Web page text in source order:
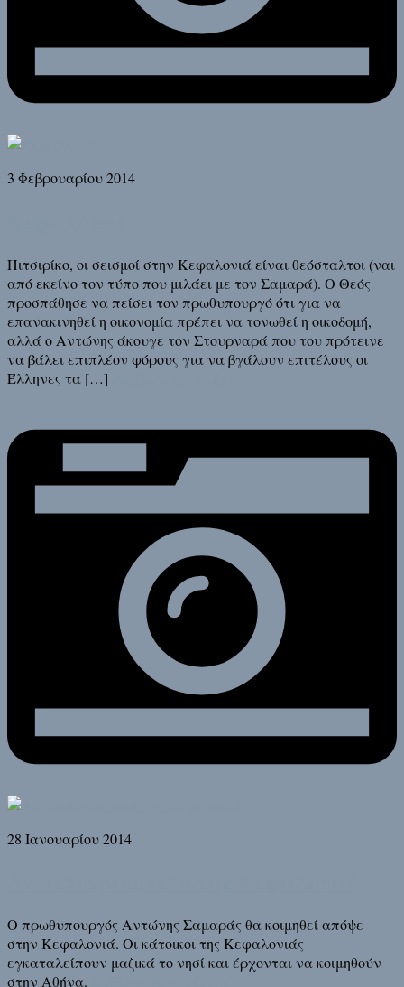
3 Φεβρουαρίου 2014
Πιτσιρίκο, οι σεισμοί στην Κεφαλονιά είναι θεόσταλτοι (ναι
από εκείνο τον τύπο που μιλάει με τον Σαμαρά). Ο Θεός
προσπάθησε να πείσει τον πρωθυπουργό ότι για να
επανακινηθεί η οικονομία πρέπει να τονωθεί η οικοδομή,
αλλά ο Αντώνης άκουγε τον Στουρναρά που του πρότεινε
να βάλει επιπλέον φόρους για να βγάλουν επιτέλους οι
Έλληνες τα […]
28 Ιανουαρίου 2014
Ο πρωθυπουργός Αντώνης Σαμαράς θα κοιμηθεί απόψε
στην Κεφαλονιά. Οι κάτοικοι της Κεφαλονιάς
εγκαταλείπουν μαζικά το νησί και έρχονται να κοιμηθούν
στην Αθήνα.